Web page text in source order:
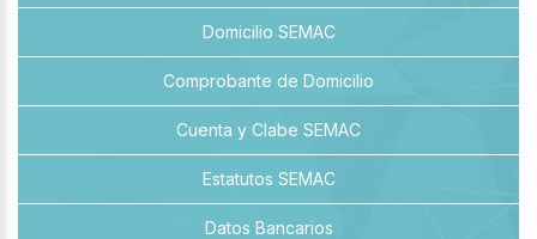
Domicilio SEMAC
Comprobante de Domicilio
Cuenta y Clabe SEMAC
Estatutos SEMAC
Datos Bancarios